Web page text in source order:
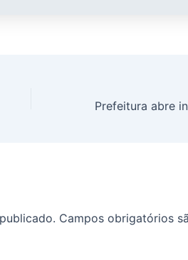
Campos obrigatórios